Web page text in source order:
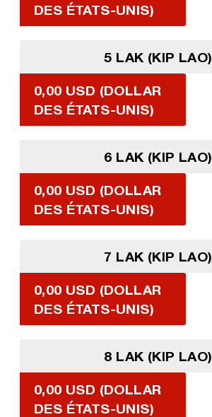
DES ÉTATS-UNIS)
5 LAK (KIP LAO)
0,00 USD (DOLLAR
DES ÉTATS-UNIS)
6 LAK (KIP LAO)
0,00 USD (DOLLAR
DES ÉTATS-UNIS)
7 LAK (KIP LAO)
0,00 USD (DOLLAR
DES ÉTATS-UNIS)
8 LAK (KIP LAO)
0,00 USD (DOLLAR
DES ÉTATS-UNIS)